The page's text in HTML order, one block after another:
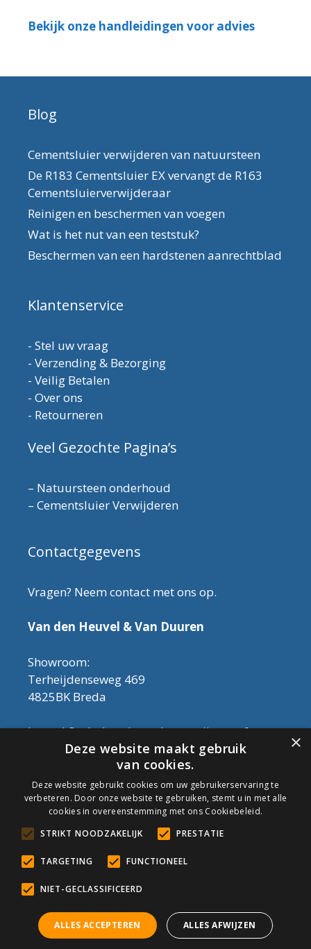
Bekijk onze handleidingen voor advies
Blog
Cementsluier verwijderen van natuursteen
De R183 Cementsluier EX vervangt de R163
Cementsluierverwijderaar
Reinigen en beschermen van voegen
Wat is het nut van een teststuk?
Beschermen van een hardstenen aanrechtblad
Klantenservice
- Stel uw vraag
- Verzending & Bezorging
- Veilig Betalen
- Over ons
- Retourneren
Veel Gezochte Pagina’s
– Natuursteen onderhoud
– Cementsluier Verwijderen
Contactgegevens
Vragen? Neem contact met ons op.
Van den Heuvel & Van Duuren
Showroom:
Terheijdenseweg 469
4825BK Breda
Let op! Onderhoudsproducten zijn nu af te
halen in de showroom. Er kan alleen met
contant geld betaald worden, dus geen pin.
Tel: 076-3030554
Email: info@onderhoudshop.nl
KVK: 59667419
Algemene Voorwaarden
Copyright © 2019 Onderhoud Shop
© Onderhoudshop.nl - Onderdeel van: Van den Heuvel & Van
×
Deze website maakt gebruik
van cookies.
Deze website gebruikt cookies om uw gebruikerservaring te
verbeteren. Door onze website te gebruiken, stemt u in met alle
cookies in overeenstemming met ons Cookiebeleid.
STRIKT NOODZAKELIJK
PRESTATIE
TARGETING FUNCTIONEEL
NIET-GECLASSIFICEERD
ALLES ACCEPTEREN ALLES AFWIJZEN